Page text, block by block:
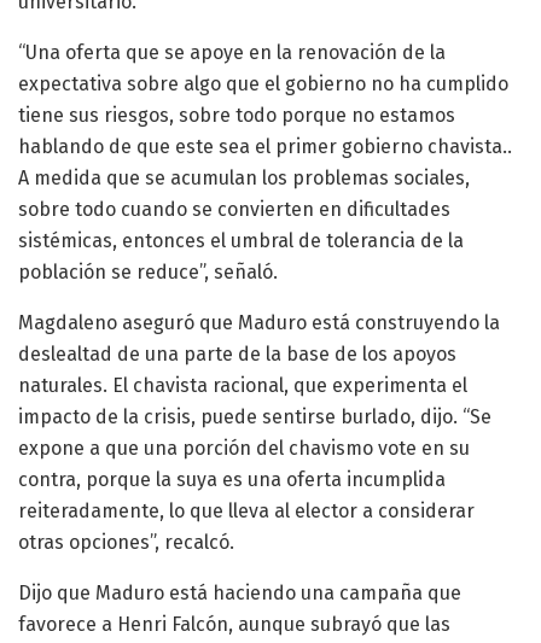
“Una oferta que se apoye en la renovación de la
expectativa sobre algo que el gobierno no ha cumplido
tiene sus riesgos, sobre todo porque no estamos
hablando de que este sea el primer gobierno chavista..
A medida que se acumulan los problemas sociales,
sobre todo cuando se convierten en dificultades
sistémicas, entonces el umbral de tolerancia de la
población se reduce”, señaló.
Magdaleno aseguró que Maduro está construyendo la
deslealtad de una parte de la base de los apoyos
naturales. El chavista racional, que experimenta el
impacto de la crisis, puede sentirse burlado, dijo. “Se
expone a que una porción del chavismo vote en su
contra, porque la suya es una oferta incumplida
reiteradamente, lo que lleva al elector a considerar
otras opciones”, recalcó.
Dijo que Maduro está haciendo una campaña que
favorece a Henri Falcón, aunque subrayó que las